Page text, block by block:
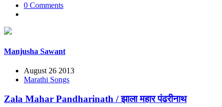
0 Comments
Manjusha Sawant
August 26 2013
Marathi Songs
Zala Mahar Pandharinath / झाला महार पंढरीनाथ